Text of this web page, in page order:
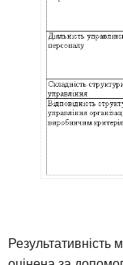
Результативність